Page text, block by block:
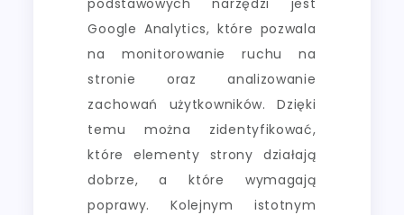
Google Analytics, które pozwala
na monitorowanie ruchu na
stronie oraz analizowanie
zachowań użytkowników. Dzięki
temu można zidentyfikować,
które elementy strony działają
dobrze, a które wymagają
poprawy. Kolejnym istotnym